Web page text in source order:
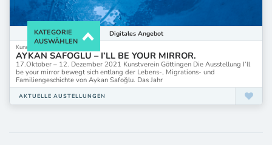
Digitales Angebot
Kunstverein Göttingen
AYKAN SAFOGLU – I’LL BE YOUR MIRROR.
17.Oktober – 12. Dezember 2021 Kunstverein Göttingen Die Ausstellung I’ll
be your mirror bewegt sich entlang der Lebens-, Migrations- und
Familiengeschichte von Aykan Safoğlu. Das Jahr
AKTUELLE AUSTELLUNGEN
KATEGORIE
AUSWÄHLEN